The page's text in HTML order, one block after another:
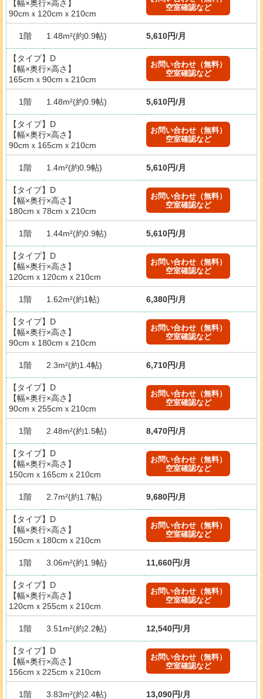
【幅×奥行×高さ】
90cmｘ120cmｘ210cm
空室確認など
1階 1.48m²(約0.9帖) 5,610円/月
【タイプ】D
【幅×奥行×高さ】
165cmｘ90cmｘ210cm
お問い合わせ（無料）
空室確認など
1階 1.48m²(約0.9帖) 5,610円/月
【タイプ】D
【幅×奥行×高さ】
90cmｘ165cmｘ210cm
お問い合わせ（無料）
空室確認など
1階 1.4m²(約0.9帖) 5,610円/月
【タイプ】D
【幅×奥行×高さ】
180cmｘ78cmｘ210cm
お問い合わせ（無料）
空室確認など
1階 1.44m²(約0.9帖) 5,610円/月
【タイプ】D
【幅×奥行×高さ】
120cmｘ120cmｘ210cm
お問い合わせ（無料）
空室確認など
1階 1.62m²(約1帖) 6,380円/月
【タイプ】D
【幅×奥行×高さ】
90cmｘ180cmｘ210cm
お問い合わせ（無料）
空室確認など
1階 2.3m²(約1.4帖) 6,710円/月
【タイプ】D
【幅×奥行×高さ】
90cmｘ255cmｘ210cm
お問い合わせ（無料）
空室確認など
1階 2.48m²(約1.5帖) 8,470円/月
【タイプ】D
【幅×奥行×高さ】
150cmｘ165cmｘ210cm
お問い合わせ（無料）
空室確認など
1階 2.7m²(約1.7帖) 9,680円/月
【タイプ】D
【幅×奥行×高さ】
150cmｘ180cmｘ210cm
お問い合わせ（無料）
空室確認など
1階 3.06m²(約1.9帖) 11,660円/月
【タイプ】D
【幅×奥行×高さ】
120cmｘ255cmｘ210cm
お問い合わせ（無料）
空室確認など
1階 3.51m²(約2.2帖) 12,540円/月
【タイプ】D
【幅×奥行×高さ】
156cmｘ225cmｘ210cm
お問い合わせ（無料）
空室確認など
1階 3.83m²(約2.4帖) 13,090円/月